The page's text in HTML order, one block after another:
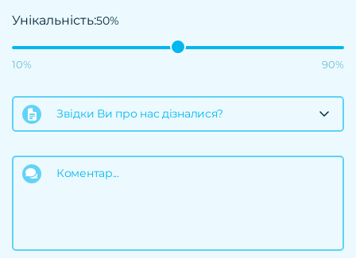
Унікальність:50%
10% 90%
Звідки Ви про нас дізналися?
Коментар...